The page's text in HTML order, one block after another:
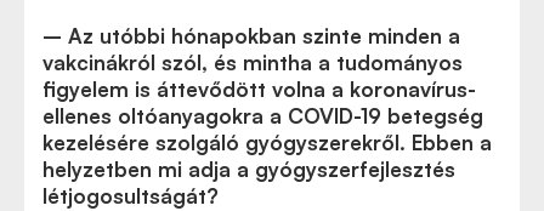
– Az utóbbi hónapokban szinte minden a
vakcinákról szól, és mintha a tudományos
figyelem is áttevődött volna a koronavírus-
ellenes oltóanyagokra a COVID-19 betegség
kezelésére szolgáló gyógyszerekről. Ebben a
helyzetben mi adja a gyógyszerfejlesztés
létjogosultságát?